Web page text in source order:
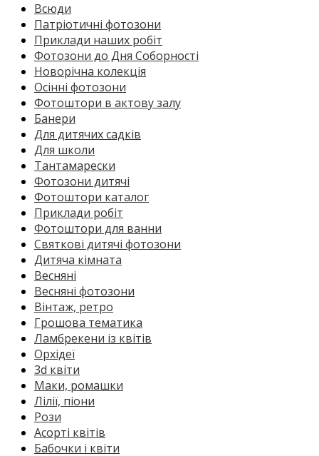
Всюди
Патріотичні фотозони
Приклади наших робіт
Фотозони до Дня Соборності
Новорічна колекція
Осінні фотозони
Фотоштори в актову залу
Банери
Для дитячих садків
Для школи
Тантамарески
Фотозони дитячі
Фотоштори каталог
Приклади робіт
Фотоштори для ванни
Святкові дитячі фотозони
Дитяча кімната
Весняні
Весняні фотозони
Вінтаж, ретро
Грошова тематика
Ламбрекени із квітів
Орхідеї
3d квіти
Маки, ромашки
Лілії, піони
Рози
Асорті квітів
Бабочки і квіти